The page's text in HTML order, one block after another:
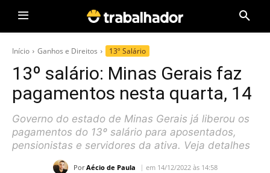
Início Ganhos e Direitos 13º Salário
13º salário: Minas Gerais faz
pagamentos nesta quarta, 14
Governo do estado de Minas Gerais já liberou os
pagamentos do 13º salário para aposentados,
pensionistas e servidores da ativa. Veja detalhes
Por Aécio de Paula em 14/12/2022 às 14:58